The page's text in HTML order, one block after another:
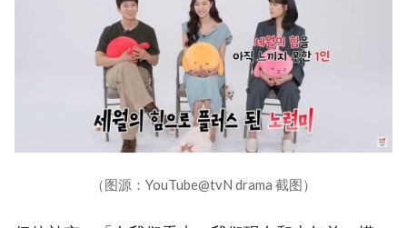
（图源：YouTube@tvN drama 截图）